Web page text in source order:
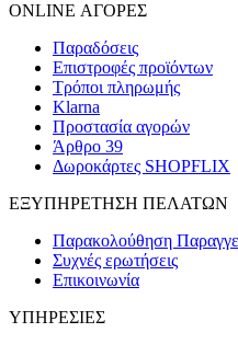
ONLINE ΑΓΟΡΕΣ
Παραδόσεις
Επιστροφές προϊόντων
Τρόποι πληρωμής
Klarna
Προστασία αγορών
Άρθρο 39
Δωροκάρτες SHOPFLIX
ΕΞΥΠΗΡΕΤΗΣΗ ΠΕΛΑΤΩΝ
Παρακολούθηση
Συχνές ερωτήσεις
Επικοινωνία
ΥΠΗΡΕΣΙΕΣ